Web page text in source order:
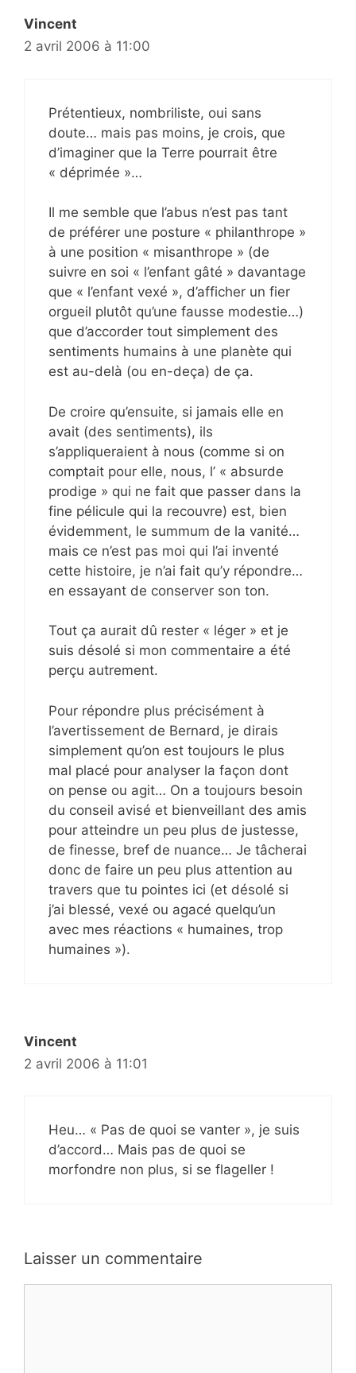
Vincent
2 avril 2006 à 11:00
Prétentieux, nombriliste, oui sans
doute… mais pas moins, je crois, que
d’imaginer que la Terre pourrait être
« déprimée »…
Il me semble que l’abus n’est pas tant
de préférer une posture « philanthrope »
à une position « misanthrope » (de
suivre en soi « l’enfant gâté » davantage
que « l’enfant vexé », d’afficher un fier
orgueil plutôt qu’une fausse modestie…)
que d’accorder tout simplement des
sentiments humains à une planète qui
est au-delà (ou en-deça) de ça.
De croire qu’ensuite, si jamais elle en
avait (des sentiments), ils
s’appliqueraient à nous (comme si on
comptait pour elle, nous, l’ « absurde
prodige » qui ne fait que passer dans la
fine pélicule qui la recouvre) est, bien
évidemment, le summum de la vanité…
mais ce n’est pas moi qui l’ai inventé
cette histoire, je n’ai fait qu’y répondre…
en essayant de conserver son ton.
Tout ça aurait dû rester « léger » et je
suis désolé si mon commentaire a été
perçu autrement.
Pour répondre plus précisément à
l’avertissement de Bernard, je dirais
simplement qu’on est toujours le plus
mal placé pour analyser la façon dont
on pense ou agit… On a toujours besoin
du conseil avisé et bienveillant des amis
pour atteindre un peu plus de justesse,
de finesse, bref de nuance… Je tâcherai
donc de faire un peu plus attention au
travers que tu pointes ici (et désolé si
j’ai blessé, vexé ou agacé quelqu’un
avec mes réactions « humaines, trop
humaines »).
Vincent
2 avril 2006 à 11:01
Heu… « Pas de quoi se vanter », je suis
d’accord… Mais pas de quoi se
morfondre non plus, si se flageller !
Laisser un commentaire